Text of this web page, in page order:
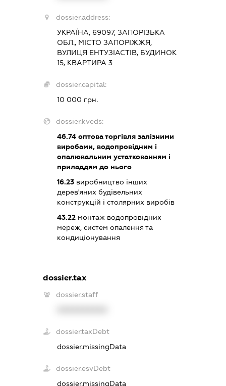
dossier.address:
УКРАЇНА, 69097, ЗАПОРІЗЬКА
ОБЛ., МІСТО ЗАПОРІЖЖЯ,
ВУЛИЦЯ ЕНТУЗІАСТІВ, БУДИНОК
15, КВАРТИРА 3
dossier.capital:
10 000 грн.
dossier.kveds:
46.74 оптова торгівля залізними
виробами, водопровідним і
опалювальним устаткованням і
приладдям до нього
16.23 виробництво інших
дерев'яних будівельних
конструкцій і столярних виробів
43.22 монтаж водопровідних
мереж, систем опалення та
кондиціонування
dossier.tax
dossier.staff
dossier.taxDebt
dossier.missingData
dossier.esvDebt
dossier.missingData